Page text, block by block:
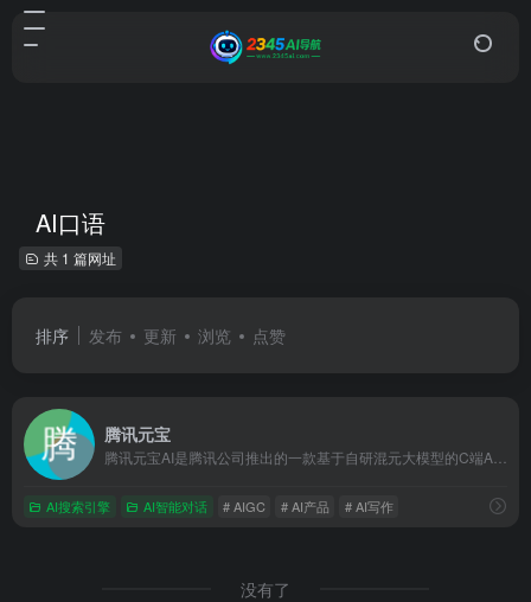
AI口语
共 1 篇网址
排序 发布 更新 浏览 点赞
腾讯元宝
AI搜索引擎 AI智能对话 # AIGC # AI产品 # AI写作
没有了